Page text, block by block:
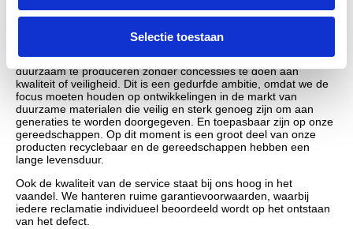
informatie die u aan ze heeft verstrekt of die ze hebben
verzameld op basis van uw gebruik van hun services.
Selectie toestaan
de productie vinden verschillende kwaliteitscontroles plaats en
er wordt geen kinderarbeid verricht tijdens de vervaardiging en
Onze ambitie is om ToolKid®-gereedschappen waar mogelijk
duurzaam te produceren zonder concessies te doen aan
kwaliteit of veiligheid. Dit is een gedurfde ambitie, omdat we de
focus moeten houden op ontwikkelingen in de markt van
duurzame materialen die veilig en sterk genoeg zijn om aan
generaties te worden doorgegeven. En toepasbaar zijn op onze
gereedschappen. Op dit moment is een groot deel van onze
producten recyclebaar en de gereedschappen hebben een
lange levensduur.
Ook de kwaliteit van de service staat bij ons hoog in het
vaandel. We hanteren ruime garantievoorwaarden, waarbij
iedere reclamatie individueel beoordeeld wordt op het ontstaan
van het defect.